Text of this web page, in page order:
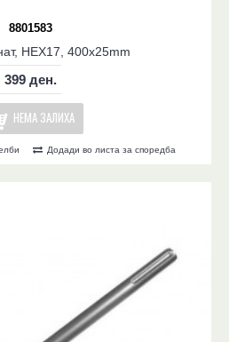
8801583
HEX17, 400x25mm
399 ден.
НЕМА ЗАЛИХА
Додади во листа за споредба